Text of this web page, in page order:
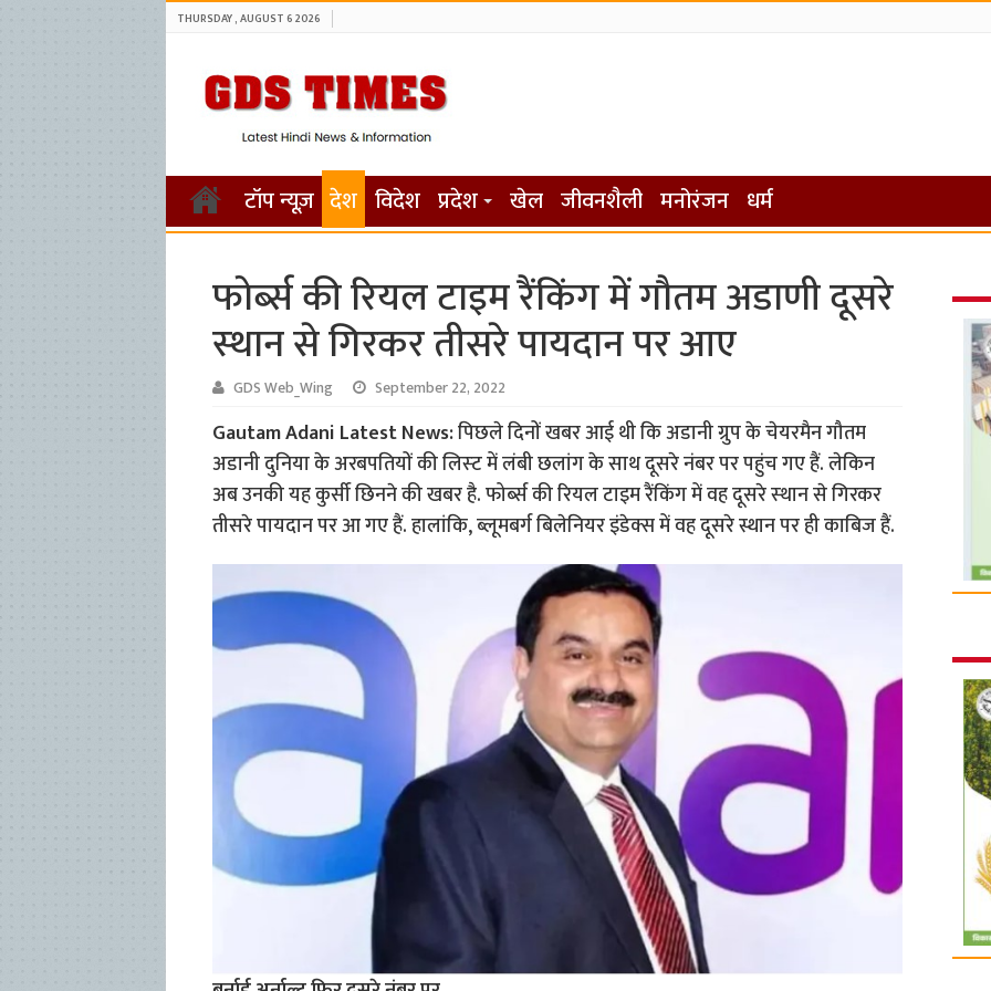
THURSDAY , AUGUST 6 2026
टॉप न्यूज़ देश विदेश प्रदेश खेल जीवनशैली मनोरंजन धर्म
फोर्ब्स की र‍ियल टाइम रैंक‍िंग में गौतम अडाणी दूसरे
स्‍थान से ग‍िरकर तीसरे पायदान पर आए
GDS Web_Wing September 22, 2022
Gautam Adani Latest News:प‍िछले द‍िनों खबर आई थी क‍ि अडानी ग्रुप के चेयरमैन गौतम
अडानी दुन‍िया के अरबपत‍ियों की ल‍िस्‍ट में लंबी छलांग के साथ दूसरे नंबर पर पहुंच गए हैं. लेक‍िन
अब उनकी यह कुर्सी छ‍िनने की खबर है. फोर्ब्स की र‍ियल टाइम रैंक‍िंग में वह दूसरे स्‍थान से ग‍िरकर
तीसरे पायदान पर आ गए हैं. हालांकि, ब्लूमबर्ग बिलेनियर इंडेक्स में वह दूसरे स्थान पर ही काबिज हैं.